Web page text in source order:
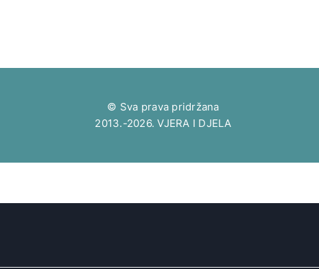
© Sva prava pridržana
2013.-2026. VJERA I DJELA